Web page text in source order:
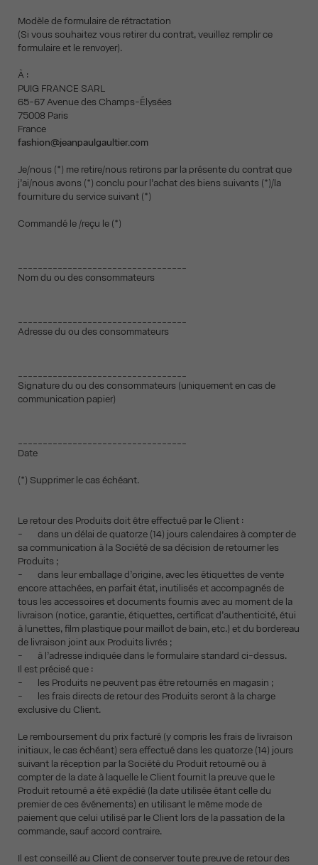
Modèle de formulaire de rétractation
(Si vous souhaitez vous retirer du contrat, veuillez remplir ce
formulaire et le renvoyer).
À :
PUIG FRANCE SARL
65-67 Avenue des Champs-Élysées
75008 Paris
France
fashion@jeanpaulgaultier.com
Je/nous (*) me retire/nous retirons par la présente du contrat que
j’ai/nous avons (*) conclu pour l’achat des biens suivants (*)/la
fourniture du service suivant (*)
Commandé le /reçu le (*)
Nom du ou des consommateurs
Adresse du ou des consommateurs
Signature du ou des consommateurs (uniquement en cas de
communication papier)
Date
(*) Supprimer le cas échéant.
Le retour des Produits doit être effectué par le Client :
- dans un délai de quatorze (14) jours calendaires à compter de
sa communication à la Société de sa décision de retourner les
Produits ;
- dans leur emballage d’origine, avec les étiquettes de vente
encore attachées, en parfait état, inutilisés et accompagnés de
tous les accessoires et documents fournis avec au moment de la
livraison (notice, garantie, étiquettes, certificat d’authenticité, étui
à lunettes, film plastique pour maillot de bain, etc.) et du bordereau
de livraison joint aux Produits livrés ;
- à l’adresse indiquée dans le formulaire standard ci-dessus.
Il est précisé que :
- les Produits ne peuvent pas être retournés en magasin ;
- les frais directs de retour des Produits seront à la charge
exclusive du Client.
Le remboursement du prix facturé (y compris les frais de livraison
initiaux, le cas échéant) sera effectué dans les quatorze (14) jours
suivant la réception par la Société du Produit retourné ou à
compter de la date à laquelle le Client fournit la preuve que le
Produit retourné a été expédié (la date utilisée étant celle du
premier de ces événements) en utilisant le même mode de
paiement que celui utilisé par le Client lors de la passation de la
commande, sauf accord contraire.
Il est conseillé au Client de conserver toute preuve de retour des